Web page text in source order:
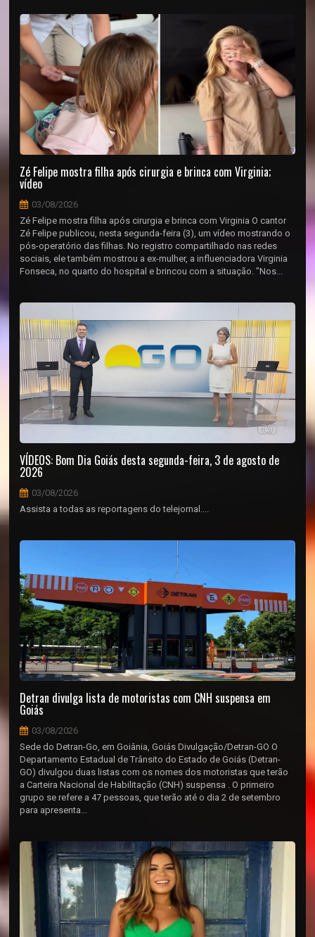
Zé Felipe mostra filha após cirurgia e brinca com Virginia;
vídeo
03/08/2026
Zé Felipe mostra filha após cirurgia e brinca com Virginia O cantor
Zé Felipe publicou, nesta segunda-feira (3), um vídeo mostrando o
pós-operatório das filhas. No registro compartilhado nas redes
sociais, ele também mostrou a ex-mulher, a influenciadora Virginia
Fonseca, no quarto do hospital e brincou com a situação. "Nos...
VÍDEOS: Bom Dia Goiás desta segunda-feira, 3 de agosto de
2026
03/08/2026
Assista a todas as reportagens do telejornal....
Detran divulga lista de motoristas com CNH suspensa em
Goiás
03/08/2026
Sede do Detran-Go, em Goiânia, Goiás Divulgação/Detran-GO O
Departamento Estadual de Trânsito do Estado de Goiás (Detran-
GO) divulgou duas listas com os nomes dos motoristas que terão
a Carteira Nacional de Habilitação (CNH) suspensa . O primeiro
grupo se refere a 47 pessoas, que terão até o dia 2 de setembro
para apresenta...